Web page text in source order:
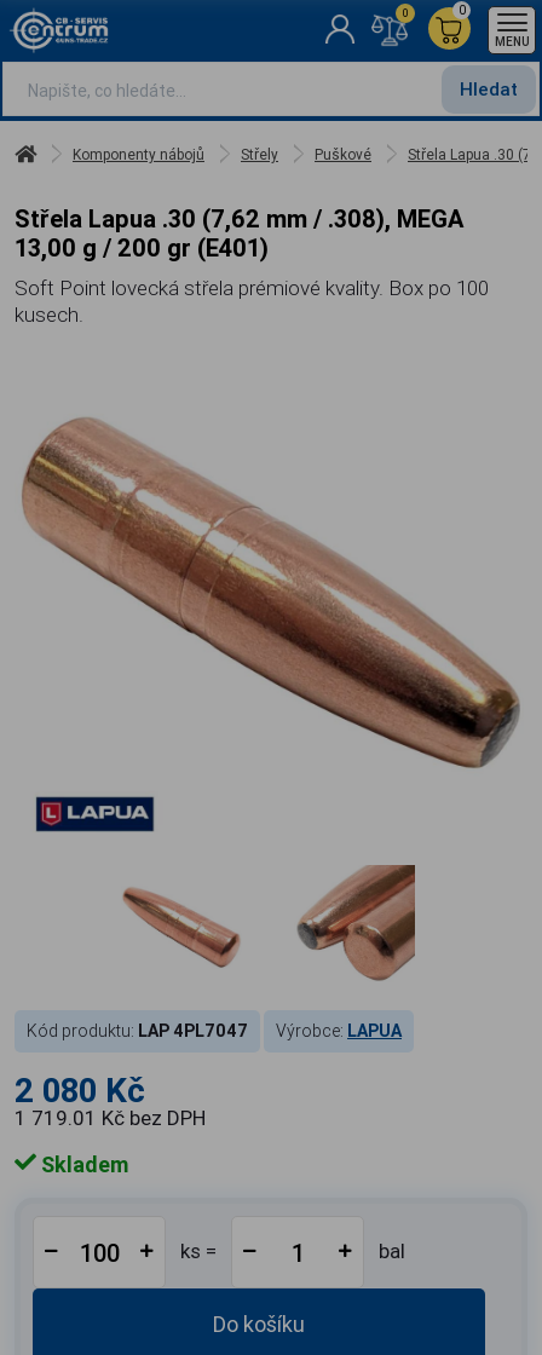
Hledat
0
0
MENU
Komponenty nábojů Střely Puškové Střela Lapua .30
Střela Lapua .30 (7,62 mm / .308), MEGA
13,00 g / 200 gr (E401)
Soft Point lovecká střela prémiové kvality. Box po 100
kusech.
Kód produktu: LAP 4PL7047 Výrobce: LAPUA
2 080 Kč
1 719.01 Kč bez DPH
Skladem
ks = bal
Do košíku